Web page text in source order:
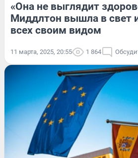
«Она не выглядит
Миддлтон вышла в свет
всех своим видом
11 марта, 2025, 20:55 1 864